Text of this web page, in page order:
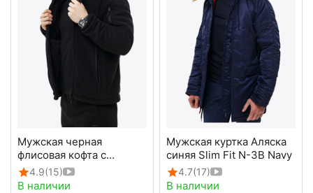
Мужская черная
флисовая кофта с
капюшоном Viking Black
4.9(15)
В наличии
Мужская куртка Аляска
синяя Slim Fit N-3B Navy
4.7(17)
В наличии